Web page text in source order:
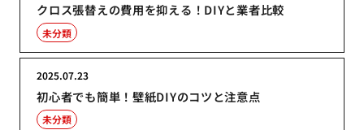
クロス張替えの費用を抑える！DIYと業者比較
未分類
初心者でも簡単！壁紙DIYのコツと注意点
2025.07.23
未分類